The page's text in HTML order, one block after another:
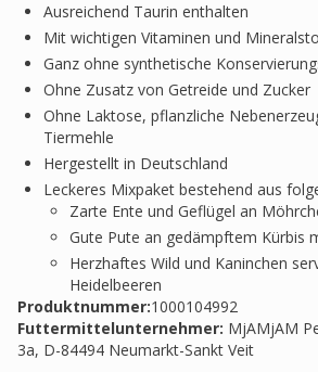
Ausreichend Taurin enthalten
Mit wichtigen Vitaminen und
Ganz ohne synthetische
Ohne Zusatz von Getreide und Zucker
Ohne Laktose, pflanzliche
Tiermehle
Hergestellt in Deutschland
Leckeres Mixpaket bestehend aus
Zarte Ente und Geflügel an
Gute Pute an gedämpftem Kürbis
Herzhaftes Wild und Kaninchen
Heidelbeeren
Produktnummer:1000104992
Futtermittelunternehmer: MjAMjAM
3a, D-84494 Neumarkt-Sankt Veit